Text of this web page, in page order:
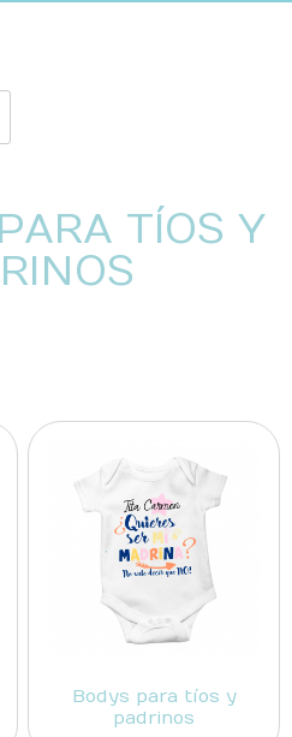
TÍOS Y
Bodys para tíos y
padrinos